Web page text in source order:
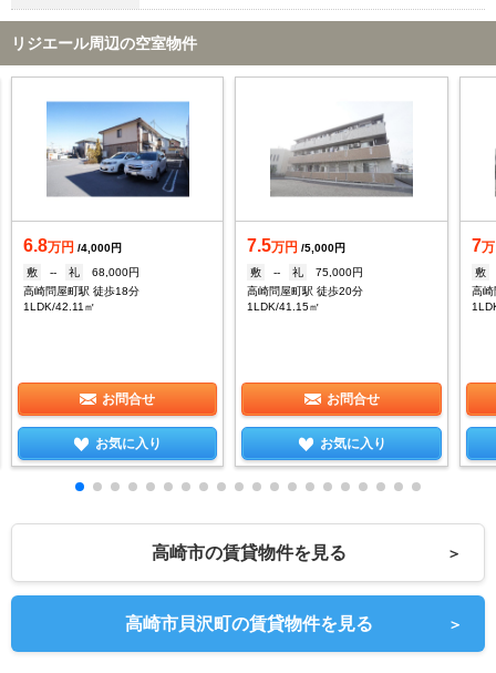
リジエール周辺の空室物件
6.8万円 /4,000円
敷
-- 礼
68,000円
高崎問屋町駅 徒歩18分
1LDK/42.11㎡
お問合せ
お気に入り
7.5万円 /5,000円
敷
-- 礼
75,000円
高崎問屋町駅 徒歩20分
1LDK/41.15㎡
お問合せ
お気に入り
7
敷
高崎
高崎市の賃貸物件を見る ＞
高崎市貝沢町の賃貸物件を見る ＞